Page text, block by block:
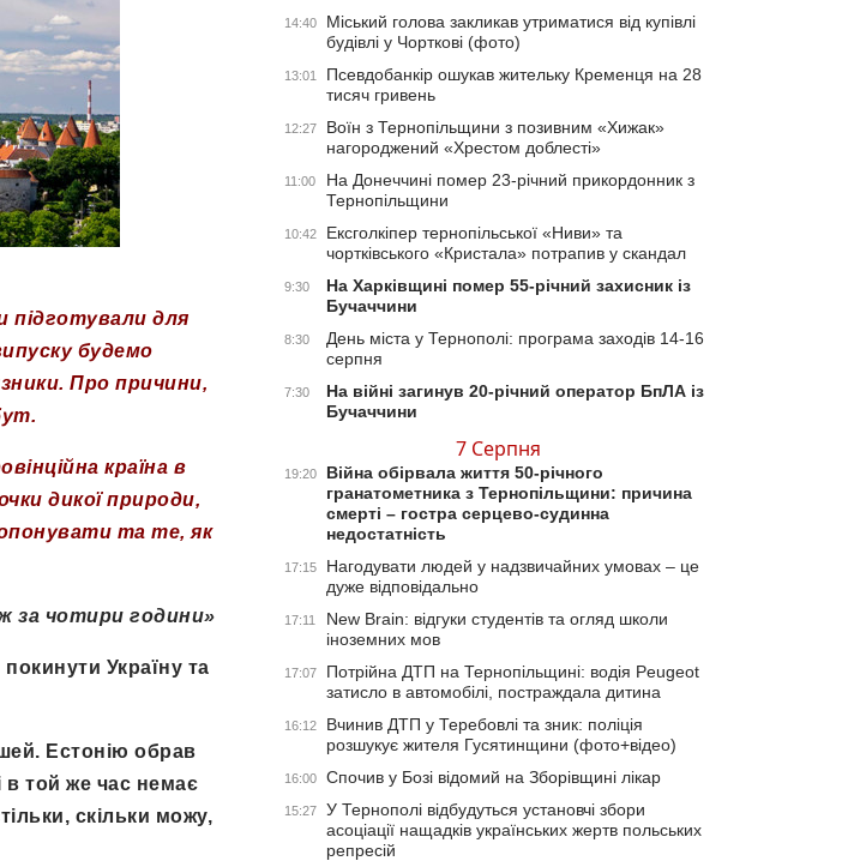
підготували для
будемо
Про причини,
країна в
дикої природи,
та те, як
за чотири години»
Україну та
Естонію обрав
в той же час немає
скільки можу,
14:40
Міський голова закликав утриматися від купівлі
будівлі у Чорткові (фото)
13:01
Псевдобанкір ошукав жительку Кременця на 28
тисяч гривень
12:27
Воїн з Тернопільщини з позивним «Хижак»
нагороджений «Хрестом доблесті»
11:00
На Донеччині помер 23-річний прикордонник з
Тернопільщини
10:42
Ексголкіпер тернопільської «Ниви» та
чортківського «Кристала» потрапив у скандал
9:30
На Харківщині помер 55-річний захисник із
Бучаччини
8:30
День міста у Тернополі: програма заходів 14-16
серпня
7:30
На війні загинув 20-річний оператор БпЛА із
Бучаччини
7 Серпня
19:20
Війна обірвала життя 50-річного
гранатометника з Тернопільщини: причина
смерті – гостра серцево-судинна
недостатність
17:15
Нагодувати людей у надзвичайних умовах – це
дуже відповідально
17:11
New Brain: відгуки студентів та огляд школи
іноземних мов
17:07
Потрійна ДТП на Тернопільщині: водія Peugeot
затисло в автомобілі, постраждала дитина
16:12
Вчинив ДТП у Теребовлі та зник: поліція
розшукує жителя Гусятинщини (фото+відео)
16:00 Спочив у Бозі відомий на Зборівщині лікар
15:27
У Тернополі відбудуться установчі збори
асоціації нащадків українських жертв польських
репресій